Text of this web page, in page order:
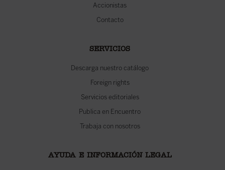
Accionistas
Contacto
SERVICIOS
Descarga nuestro catálogo
Foreign rights
Servicios editoriales
Publica en Encuentro
Trabaja con nosotros
AYUDA E INFORMACIÓN LEGAL